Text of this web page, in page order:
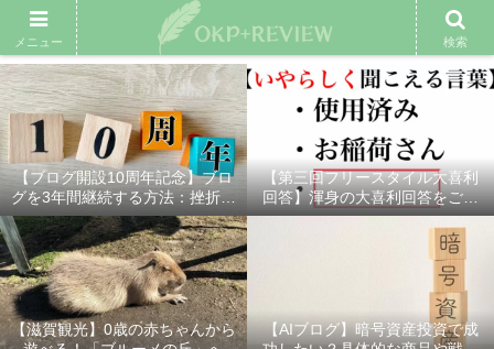
雑記ブログ プロフィール 余興動画 ベスト大喜利 スポ
【ブログ開設10周年記念】ブロ
グを3年間継続する方法：挫折し
ないための7つの秘訣
【第三回フリースタイル大喜利
回答】渾身の大喜利回答をご紹
介！
【滋賀観光】0歳の赤ちゃんから
【AIブログ】暗号資産投資で成
メニュー 検索